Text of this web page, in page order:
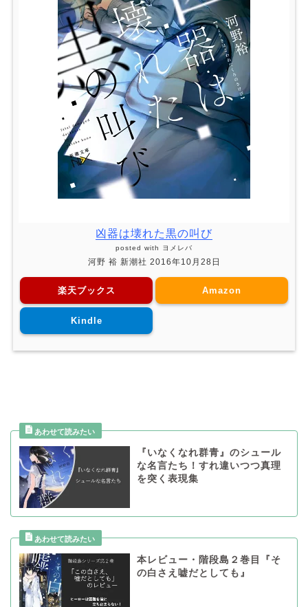
凶器は壊れた黒の叫び
posted with ヨメレバ
河野 裕 新潮社 2016年10月28日
楽天ブックス Amazon
Kindle
『いなくなれ群青』のシュール
な名言たち！すれ違いつつ真理
を突く表現集
本レビュー・階段島２巻目『そ
の白さえ嘘だとしても』